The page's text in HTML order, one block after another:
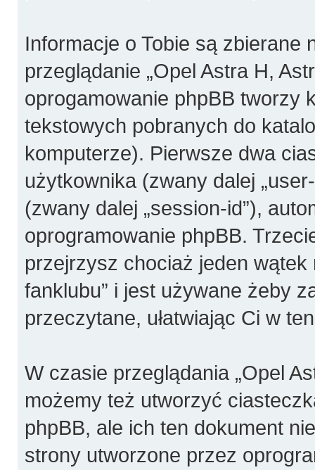
Informacje o Tobie są zbierane
przeglądanie „Opel Astra H,
oprogamowanie phpBB tworzy
tekstowych pobranych do
komputerze). Pierwsze dwa
użytkownika (zwany dalej
(zwany dalej „session-id”),
oprogramowanie phpBB.
przejrzysz chociaż jeden wątek
fanklubu” i jest używane żeby
przeczytane, ułatwiając Ci w
W czasie przeglądania „Opel
możemy też utworzyć
phpBB, ale ich ten dokument
strony utworzone przez